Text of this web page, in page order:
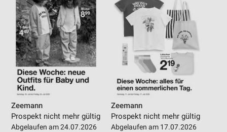
Zeemann
Prospekt nicht mehr gültig
Abgelaufen am 24.07.2026
Zeemann
Prospekt nicht mehr gültig
Abgelaufen am 17.07.2026